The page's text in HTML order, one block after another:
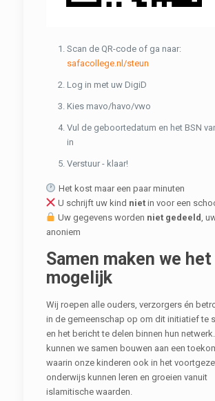
Scan de QR-code of ga naar:
safacollege.nl/steun
Log in met uw DigiD
Kies mavo/havo/vwo
Vul de geboortedatum en het BSN
in
Verstuur - klaar!
Het kost maar een paar minuten
U schrijft uw kind niet in voor een
Uw gegevens worden niet gedeeld ,
anoniem
Samen maken we het
mogelijk
Wij roepen alle ouders, verzorgers én
in de gemeenschap op om dit initiatief te
en het bericht te delen binnen hun
kunnen we samen bouwen aan een
waarin onze kinderen ook in het
onderwijs kunnen leren en groeien vanuit
islamitische waarden.